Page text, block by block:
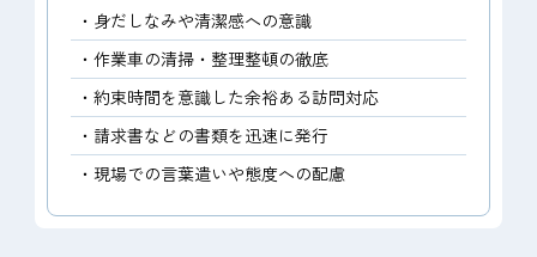
・身だしなみや清潔感への意識
・作業車の清掃・整理整頓の徹底
・約束時間を意識した余裕ある訪問対応
・請求書などの書類を迅速に発行
・現場での言葉遣いや態度への配慮